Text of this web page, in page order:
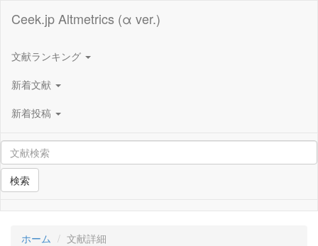
Ceek.jp Altmetrics (α ver.)
文献ランキング
新着文献
新着投稿
検索
ホーム 文献詳細